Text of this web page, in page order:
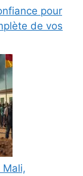
pour
de vos